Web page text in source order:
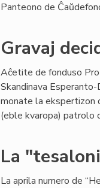
Panteono de
Gravaj
Aĉetite de fonduso
Skandinava
monate la ekspertizon
(eble kvaropa) patrolo
La
La aprila numero de